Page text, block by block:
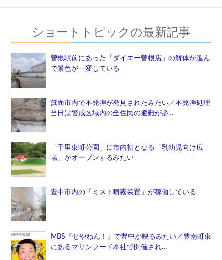
ショートトピックの最新記事
曽根駅前にあった「ダイエー曽根店」の解体が進ん
で景色が一変している
箕面市内で不発弾が発見されたみたい／不発弾処理
当日は警戒区域内の全住民の避難が必…
「千里東町公園」に市内初となる「乳幼児向け広
場」がオープンするみたい
豊中市内の「ミスト噴霧装置」が稼働している
MBS『せやねん！』で豊中が映るみたい／豊南町東
にあるマリンフード本社で開催され…